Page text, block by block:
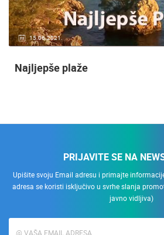
15.06.2021.
Najljepše plaže
PRIJAVITE SE NA
Upišite svoju Email adresu i primajte
adresa se koristi isključivo u svrhe slanja
javno vidljiva)